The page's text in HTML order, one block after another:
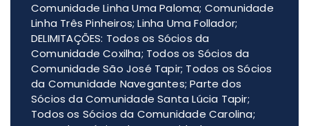
Comunidade Linha Uma Paloma; Comunidade
Linha Três Pinheiros; Linha Uma Follador;
DELIMITAÇÕES: Todos os Sócios da
Comunidade Coxilha; Todos os Sócios da
Comunidade São José Tapir; Todos os Sócios
da Comunidade Navegantes; Parte dos
Sócios da Comunidade Santa Lúcia Tapir;
Todos os Sócios da Comunidade Carolina;